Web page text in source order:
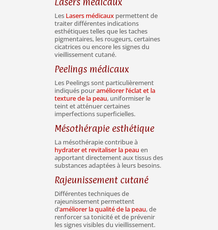
Les Lasers médicaux permettent de
traiter différentes indications
esthétiques telles que les taches
pigmentaires, les rougeurs, certaines
cicatrices ou encore les signes du
vieillissement cutané.
Peelings médicaux
Les Peelings sont particulièrement
indiqués pouraméliorer l’éclat et la
texture de la peau, uniformiser le
teint et atténuer certaines
imperfections superficielles.
Mésothérapie esthétique
La mésothérapie contribue à
hydrater et revitaliser la peau en
apportant directement aux tissus des
substances adaptées à leurs besoins.
Rajeunissement cutané
Différentes techniques de
rajeunissement permettent
d’améliorer la qualité de la peau, de
renforcer sa tonicité et de prévenir
les signes visibles du vieillissement.